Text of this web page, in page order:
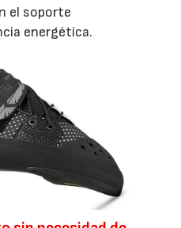
el soporte
energética.